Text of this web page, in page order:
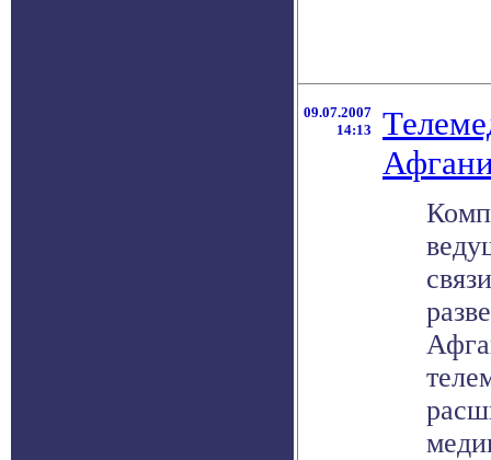
09.07.2007
14:13